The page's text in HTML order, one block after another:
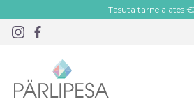
Tasuta tarne alates